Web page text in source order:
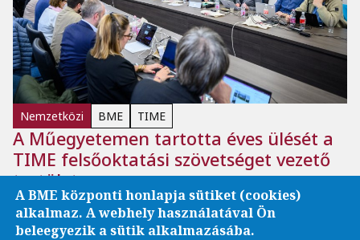
Nemzetközi BME TIME
A Műegyetemen tartotta éves ülését a
TIME felsőoktatási szövetséget vezető
testület
A határokon átnyúló kettős képzések megvalósítása a
szervezet egyik fő célja.
A BME központi honlapja sütiket (cookies)
alkalmaz. A webhely használatával Ön
beleegyezik a sütik alkalmazásába.